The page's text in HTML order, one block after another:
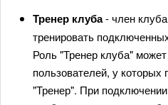
Тренер клуба- член
тренировать
Роль "Тренер клуба"
пользователей, у
"Тренер". При